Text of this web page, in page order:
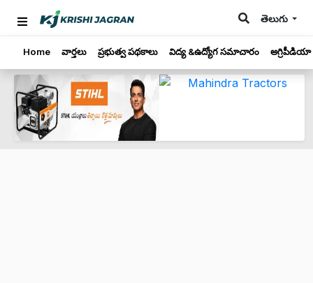
తెలుగు
Home వార్తలు ప్రభుత్వ పథకాలు విద్య &ఉద్యోగ సమాచారం అగ్రిపీడియా